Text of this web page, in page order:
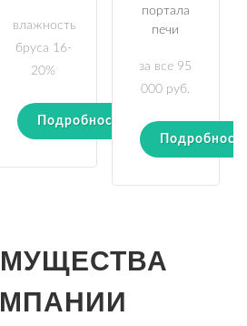
влажность
бруса 16-
20%
Подробности
портала
печи
за все 95
000 руб.